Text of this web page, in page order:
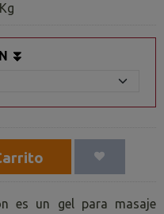
⏬
es un gel para masaje